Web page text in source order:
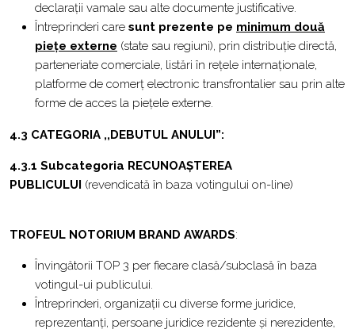
declarații vamale sau alte documente justificative.
Întreprinderi care sunt prezente pe minimum două
piețe externe (state sau regiuni), prin distribuție directă,
parteneriate comerciale, listări în rețele internaționale,
platforme de comerț electronic transfrontalier sau prin alte
forme de acces la piețele externe.
4.3 CATEGORIA ,,DEBUTUL ANULUI”:
4.3.1 Subcategoria RECUNOAȘTEREA
PUBLICULUI (revendicată în baza votingului on-line)
TROFEUL NOTORIUM BRAND AWARDS:
Învingătorii TOP 3 per fiecare clasă/subclasă în baza
votingul-ui publicului.
Întreprinderi, organizații cu diverse forme juridice,
reprezentanți, persoane juridice rezidente și nerezidente,